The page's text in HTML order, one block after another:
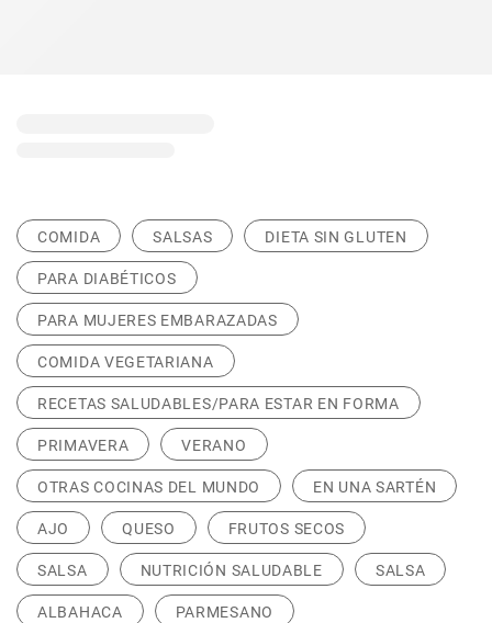
COMIDA SALSAS DIETA SIN GLUTEN
PARA DIABÉTICOS
PARA MUJERES EMBARAZADAS
COMIDA VEGETARIANA
RECETAS SALUDABLES/PARA ESTAR EN FORMA
PRIMAVERA VERANO
OTRAS COCINAS DEL MUNDO EN UNA SARTÉN
AJO QUESO FRUTOS SECOS
SALSA NUTRICIÓN SALUDABLE SALSA
ALBAHACA PARMESANO